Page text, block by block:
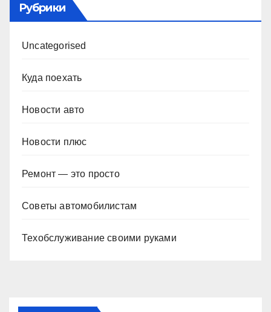
Рубрики
Uncategorised
Куда поехать
Новости авто
Новости плюс
Ремонт — это просто
Советы автомобилистам
Техобслуживание своими руками